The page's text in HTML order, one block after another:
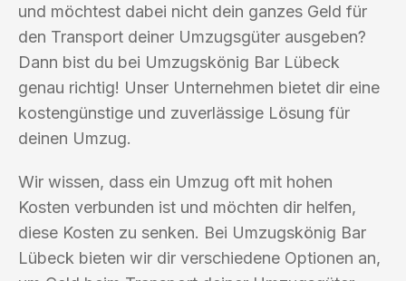
und möchtest dabei nicht dein ganzes Geld für
den Transport deiner Umzugsgüter ausgeben?
Dann bist du bei Umzugskönig Bar Lübeck
genau richtig! Unser Unternehmen bietet dir eine
kostengünstige und zuverlässige Lösung für
deinen Umzug.
Wir wissen, dass ein Umzug oft mit hohen
Kosten verbunden ist und möchten dir helfen,
diese Kosten zu senken. Bei Umzugskönig Bar
Lübeck bieten wir dir verschiedene Optionen an,